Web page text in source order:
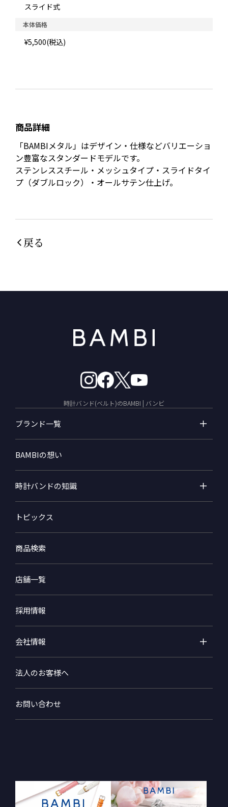
スライド式
本体価格
¥5,500(税込)
商品詳細
「BAMBIメタル」はデザイン・仕様などバリエーショ
ン豊富なスタンダードモデルです。
ステンレススチール・メッシュタイプ・スライドタイ
プ（ダブルロック）・オールサテン仕上げ。
戻る
時計バンド(ベルト)のBAMBI | バンビ
ブランド一覧
BAMBIの想い
時計バンドの知識
トピックス
商品検索
店舗一覧
採用情報
会社情報
法人のお客様へ
お問い合わせ